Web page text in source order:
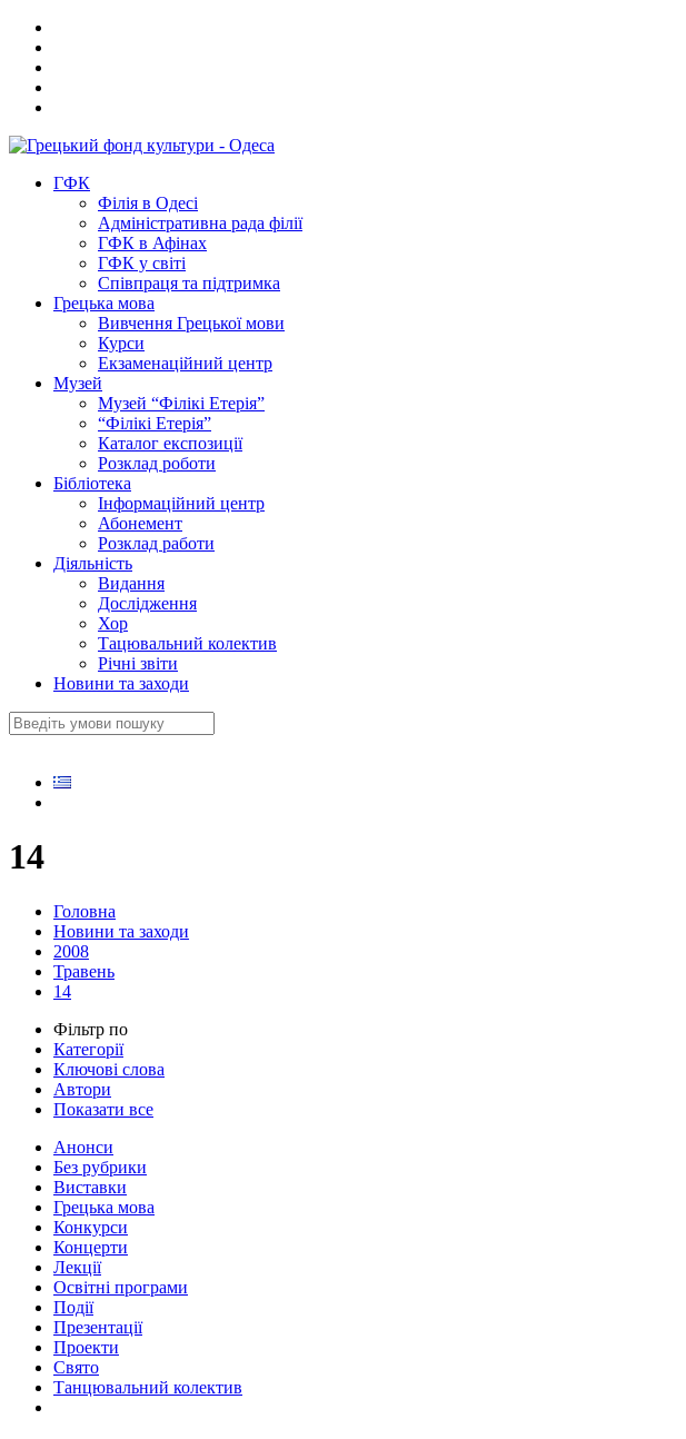
ГФК
Філія в Одесі
Адміністративна рада філії
ГФК в Афінах
ГФК у світі
Співпраця та підтримка
Грецька мова
Вивчення Грецької мови
Курси
Екзаменаційний центр
Музей
Музей “Філікі Етерія”
“Філікі Етерія”
Каталог експозиції
Розклад роботи
Бібліотека
Інформаційний центр
Абонемент
Розклад работи
Діяльність
Видання
Дослідження
Хор
Тацювальний колектив
Річні звіти
Новини та заходи
14
Головна
Новини та заходи
2008
Травень
14
Фільтр по
Категорії
Ключові слова
Автори
Показати все
Анонси
Без рубрики
Виставки
Грецька мова
Конкурси
Концерти
Лекції
Освітні програми
Події
Презентації
Проекти
Свято
Танцювальний колектив